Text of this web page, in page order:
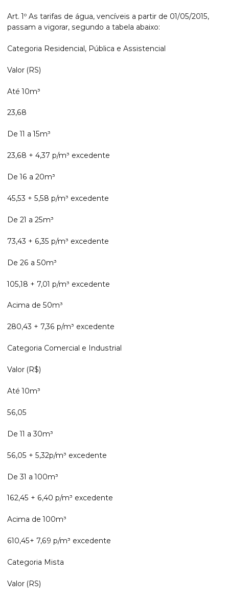
Art. 1º As tarifas de água, vencíveis a partir de 01/05/2015,
passam a vigorar, segundo a tabela abaixo:
Categoria Residencial, Pública e Assistencial
Valor (RS)
Até 10m³
23,68
De 11 a 15m³
23,68 + 4,37 p/m³ excedente
De 16 a 20m³
45,53 + 5,58 p/m³ excedente
De 21 a 25m³
73,43 + 6,35 p/m³ excedente
De 26 a 50m³
105,18 + 7,01 p/m³ excedente
Acima de 50m³
280,43 + 7,36 p/m³ excedente
Categoria Comercial e Industrial
Valor (R$)
Até 10m³
56,05
De 11 a 30m³
56,05 + 5,32p/m³ excedente
De 31 a 100m³
162,45 + 6,40 p/m³ excedente
Acima de 100m³
610,45+ 7,69 p/m³ excedente
Categoria Mista
Valor (RS)